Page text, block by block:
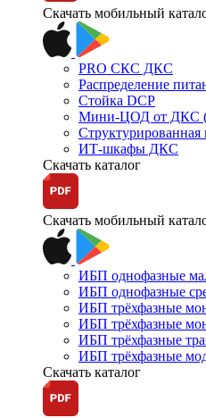
Скачать мобильный
PRO СКС ДКС
Распределение
Стойка DCP
Мини-ЦОД от ДКС
Структурированная
ИТ-шкафы ДКС
Скачать каталог
Скачать мобильный
ИБП однофазные
ИБП однофазные
ИБП трёхфазные
ИБП трёхфазные
ИБП трёхфазные
ИБП трёхфазные
Скачать каталог